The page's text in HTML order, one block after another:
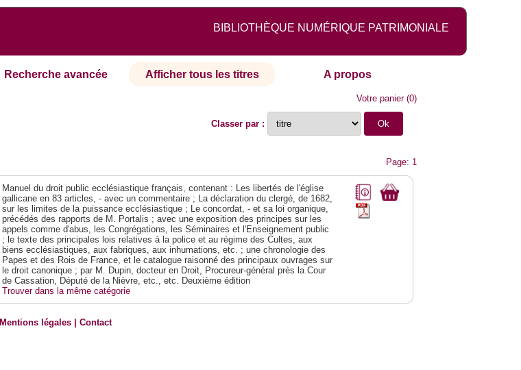
BIBLIOTHÈQUE NUMÉRIQUE PATRIMONIALE
Recherche avancée Afficher tous les titres A propos
Votre panier(0)
Classer par :
Page: 1
Manuel du droit public ecclésiastique français, contenant : Les libertés de l'église
gallicane en 83 articles, - avec un commentaire ; La déclaration du clergé, de 1682,
sur les limites de la puissance ecclésiastique ; Le concordat, - et sa loi organique,
précédés des rapports de M. Portalis ; avec une exposition des principes sur les
appels comme d'abus, les Congrégations, les Séminaires et l'Enseignement public
; le texte des principales lois relatives à la police et au régime des Cultes, aux
biens ecclésiastiques, aux fabriques, aux inhumations, etc. ; une chronologie des
Papes et des Rois de France, et le catalogue raisonné des principaux ouvrages sur
le droit canonique ; par M. Dupin, docteur en Droit, Procureur-général près la Cour
de Cassation, Député de la Nièvre, etc., etc. Deuxième édition
Trouver dans la même catégorie
Mentions légales |Contact